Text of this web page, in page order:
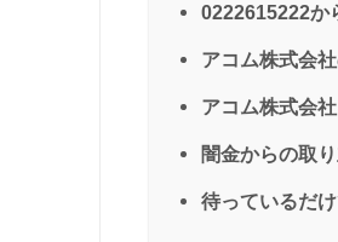
0222615222か
アコム株式会
アコム株式会
闇金からの取
待っているだ